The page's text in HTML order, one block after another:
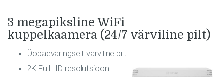
3 megapiksline WiFi
kuppelkaamera (24/7 värviline pilt)
Ööpäevaringselt värviline pilt
2K Full HD resolutsioon